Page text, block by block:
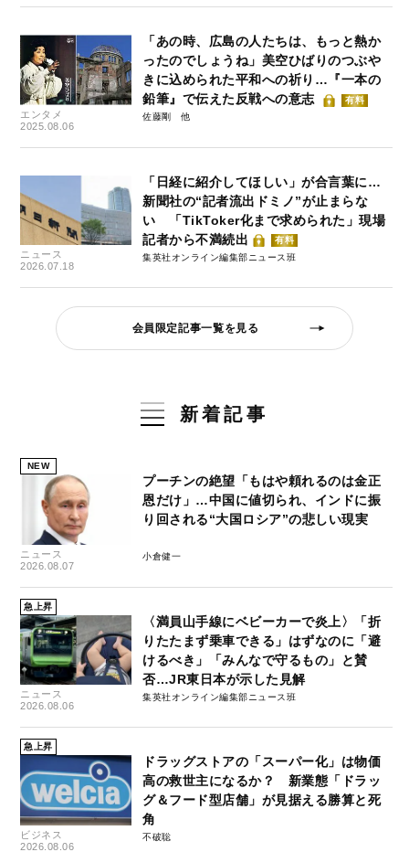
エンタメ
2025.08.06
「あの時、広島の人たちは、もっと熱か
ったのでしょうね」美空ひばりのつぶや
きに込められた平和への祈り…『一本の
鉛筆』で伝えた反戦への意志
有料
佐藤剛
ニュース
2026.07.18
「日経に紹介してほしい」が合言葉に…
新聞社の“記者流出ドミノ”が止まらな
い 「TikToker化まで求められた」現場
記者から不満続出
有料
集英社オンライン編集部ニュース班
会員限定記事一覧を見る
新着記事
NEW
ニュース
2026.08.07
プーチンの絶望「もはや頼れるのは金正
恩だけ」…中国に値切られ、インドに振
り回される“大国ロシア”の悲しい現実
小倉健一
急上昇
ニュース
2026.08.06
〈満員山手線にベビーカーで炎上〉「折
りたたまず乗車できる」はずなのに「避
けるべき」「みんなで守るもの」と賛
否…JR東日本が示した見解
集英社オンライン編集部ニュース班
急上昇
ビジネス
2026.08.06
ドラッグストアの「スーパー化」は物価
高の救世主になるか？ 新業態「ドラッ
グ＆フード型店舗」が見据える勝算と死
角
不破聡